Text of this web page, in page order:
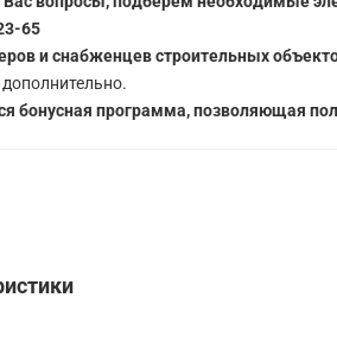
65
и снабженцев строительных
бонусная программа, позволяющая